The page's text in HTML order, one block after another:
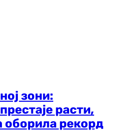
зони:
расти,
оборила рекорд